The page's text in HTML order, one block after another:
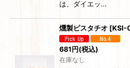
は、ダイエッ…
燻製ピスタチオ [KSI-
681円(税込)
在庫なし